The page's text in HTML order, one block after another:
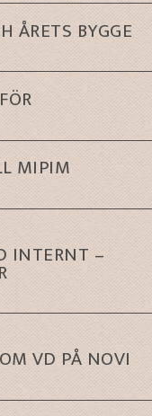
ÅRETS BYGGE
MIPIM
INTERNT –
VD PÅ NOVI